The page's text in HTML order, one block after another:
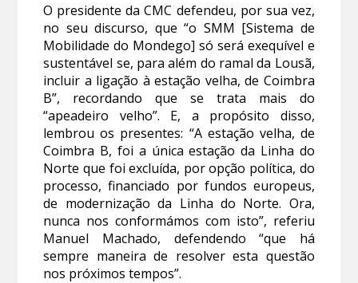
O presidente da CMC defendeu, por sua vez,
no seu discurso, que “o SMM [Sistema de
Mobilidade do Mondego] só será exequível e
sustentável se, para além do ramal da Lousã,
incluir a ligação à estação velha, de Coimbra
B”, recordando que se trata mais do
“apeadeiro velho”. E, a propósito disso,
lembrou os presentes: “A estação velha, de
Coimbra B, foi a única estação da Linha do
Norte que foi excluída, por opção política, do
processo, financiado por fundos europeus,
de modernização da Linha do Norte. Ora,
nunca nos conformámos com isto”, referiu
Manuel Machado, defendendo “que há
sempre maneira de resolver esta questão
nos próximos tempos”.